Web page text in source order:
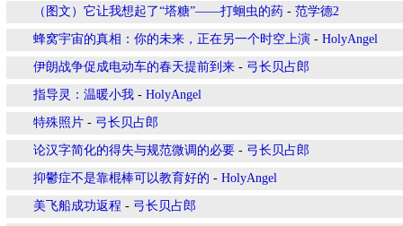
（图文）它让我想起了“塔糖”——打蛔虫的药 - 范学德2
蜂窝宇宙的真相：你的未来，正在另一个时空上演 - HolyAngel
伊朗战争促成电动车的春天提前到来 - 弓长贝占郎
指导灵：温暖小我 - HolyAngel
特殊照片 - 弓长贝占郎
论汉字简化的得失与规范微调的必要 - 弓长贝占郎
抑鬱症不是靠棍棒可以教育好的 - HolyAngel
美飞船成功返程 - 弓长贝占郎